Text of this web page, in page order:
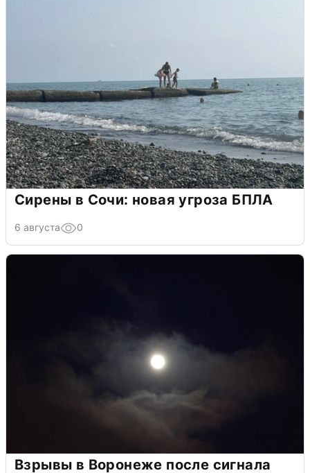
Сирены в Сочи: новая угроза БПЛА
6 августа 0
Взрывы в Воронеже после сигнала